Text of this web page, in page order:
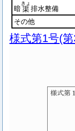
暗 渠
きょ
排水整備
その他
様式第1号(